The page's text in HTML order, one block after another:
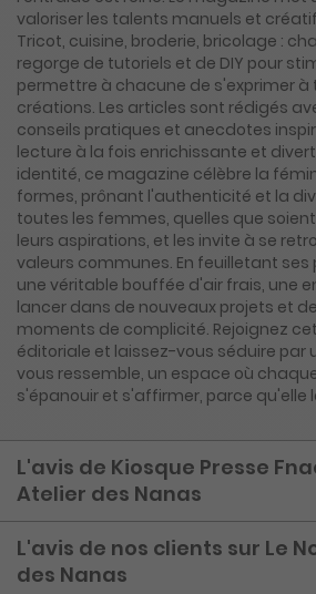
valoriser les talents manuels et
Tricot, cuisine, broderie, bricolage :
regorge de tutoriels et de DIY pour
permettre à chacune de s'exprimer à
créations. Les articles sont rédigés
conseils pratiques et anecdotes
lecture à la fois enrichissante et
identité, ce magazine célèbre la
formes, prônant l'authenticité et la
toutes les femmes, quelles que
leurs aspirations, et les invite à se
valeurs communes. En feuilletant ses
une véritable bouffée d'air frais, une
lancer dans de nouveaux projets et
moments de complicité. Rejoignez
éditoriale et laissez-vous séduire par
vous ressemble, un espace où
s'épanouir et s'affirmer, parce qu'elle
L'avis de Kiosque Presse
Atelier des Nanas
L'avis de nos clients sur Le
des Nanas